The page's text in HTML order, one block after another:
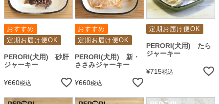
おすすめ
定期お届け便OK
PERORI(犬用) 砂肝
ジャーキー
¥660税込
おすすめ
定期お届け便OK
PERORI(犬用) 新・
ささみジャーキー
¥660税込
定期お届け便OK
PERORI(犬用) たら
ジャーキー
¥715税込